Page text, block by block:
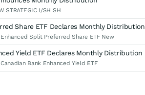
STRATEGIC I/SH SH
Share ETF Declares Monthly Distribution
Split Preferred Share ETF New
Yield ETF Declares Monthly Distribution
Bank Enhanced Yield ETF